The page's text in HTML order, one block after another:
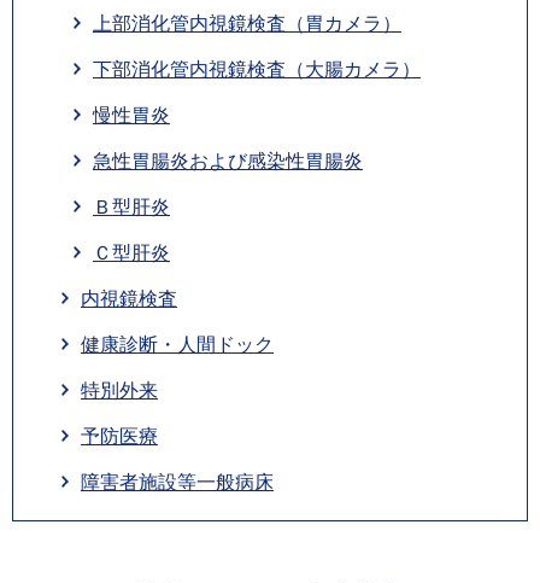
上部消化管内視鏡検査（胃カメラ）
下部消化管内視鏡検査（大腸カメラ）
慢性胃炎
急性胃腸炎および感染性胃腸炎
Ｂ型肝炎
Ｃ型肝炎
内視鏡検査
健康診断・人間ドック
特別外来
予防医療
障害者施設等一般病床